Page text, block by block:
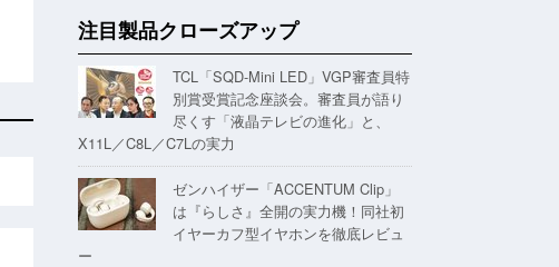
注目製品クローズアップ
TCL「SQD-Mini LED」VGP審査員特
別賞受賞記念座談会。審査員が語り
尽くす「液晶テレビの進化」と、
X11L／C8L／C7Lの実力
ゼンハイザー「ACCENTUM Clip」
は『らしさ』全開の実力機！同社初
イヤーカフ型イヤホンを徹底レビュ
ー